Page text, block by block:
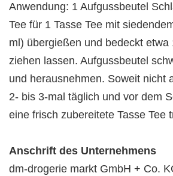
Anwendung: 1 Aufgussbeutel
Tee für 1 Tasse Tee mit
ml) übergießen und bedeckt etwa
ziehen lassen. Aufgussbeutel
und herausnehmen. Soweit nicht
2- bis 3-mal täglich und vor dem
eine frisch zubereitete Tasse Tee
Anschrift des Unternehmens
dm-drogerie markt GmbH + Co.